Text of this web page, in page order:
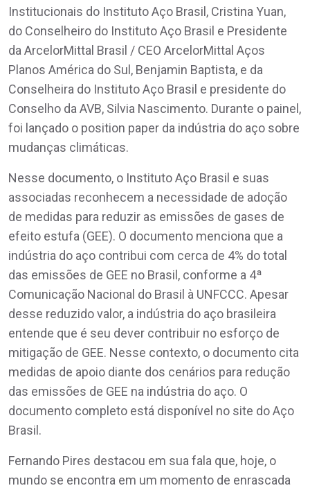
Institucionais do Instituto Aço Brasil, Cristina Yuan,
do Conselheiro do Instituto Aço Brasil e Presidente
da ArcelorMittal Brasil / CEO ArcelorMittal Aços
Planos América do Sul, Benjamin Baptista, e da
Conselheira do Instituto Aço Brasil e presidente do
Conselho da AVB, Silvia Nascimento. Durante o painel,
foi lançado o position paper da indústria do aço sobre
mudanças climáticas.
Nesse documento, o Instituto Aço Brasil e suas
associadas reconhecem a necessidade de adoção
de medidas para reduzir as emissões de gases de
efeito estufa (GEE). O documento menciona que a
indústria do aço contribui com cerca de 4% do total
das emissões de GEE no Brasil, conforme a 4ª
Comunicação Nacional do Brasil à UNFCCC. Apesar
desse reduzido valor, a indústria do aço brasileira
entende que é seu dever contribuir no esforço de
mitigação de GEE. Nesse contexto, o documento cita
medidas de apoio diante dos cenários para redução
das emissões de GEE na indústria do aço. O
documento completo está disponível no site do Aço
Brasil.
Fernando Pires destacou em sua fala que, hoje, o
mundo se encontra em um momento de enrascada